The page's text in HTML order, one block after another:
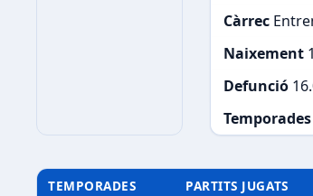
Càrrec
Naixement
Defunció
Temporades
TEMPORADES PARTITS JUGATS